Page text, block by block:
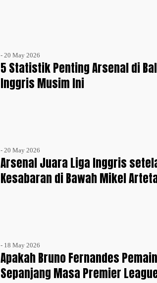
- 20 May 2026
5 Statistik Penting Arsenal di
Inggris Musim Ini
- 20 May 2026
Arsenal Juara Liga Inggris
Kesabaran di Bawah Mikel
- 18 May 2026
Apakah Bruno Fernandes
Sepanjang Masa Premier